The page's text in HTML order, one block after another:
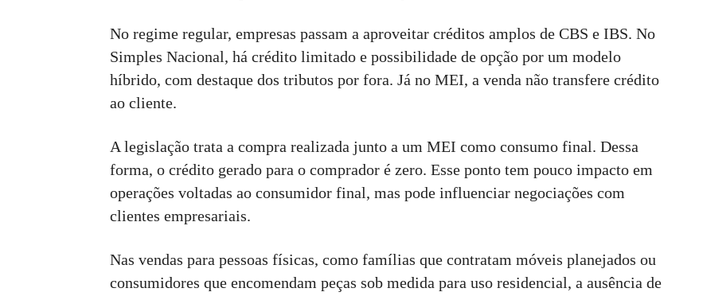
No regime regular, empresas passam a aproveitar créditos amplos de CBS e IBS. No
Simples Nacional, há crédito limitado e possibilidade de opção por um modelo
híbrido, com destaque dos tributos por fora. Já no MEI, a venda não transfere crédito
ao cliente.
A legislação trata a compra realizada junto a um MEI como consumo final. Dessa
forma, o crédito gerado para o comprador é zero. Esse ponto tem pouco impacto em
operações voltadas ao consumidor final, mas pode influenciar negociações com
clientes empresariais.
Nas vendas para pessoas físicas, como famílias que contratam móveis planejados ou
consumidores que encomendam peças sob medida para uso residencial, a ausência de